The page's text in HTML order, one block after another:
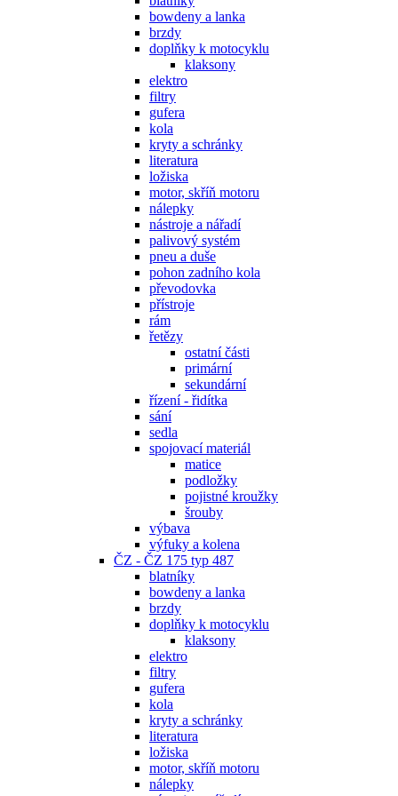
bowdeny a lanka
brzdy
doplňky k motocyklu
klaksony
elektro
filtry
gufera
kola
kryty a schránky
literatura
ložiska
motor, skříň motoru
nálepky
nástroje a nářadí
palivový systém
pneu a duše
pohon zadního kola
převodovka
přístroje
rám
řetězy
ostatní části
primární
sekundární
řízení - řidítka
sání
sedla
spojovací materiál
matice
podložky
pojistné kroužky
šrouby
výbava
výfuky a kolena
ČZ - ČZ 175 typ 487
blatníky
bowdeny a lanka
brzdy
doplňky k motocyklu
klaksony
elektro
filtry
gufera
kola
kryty a schránky
literatura
ložiska
motor, skříň motoru
nálepky